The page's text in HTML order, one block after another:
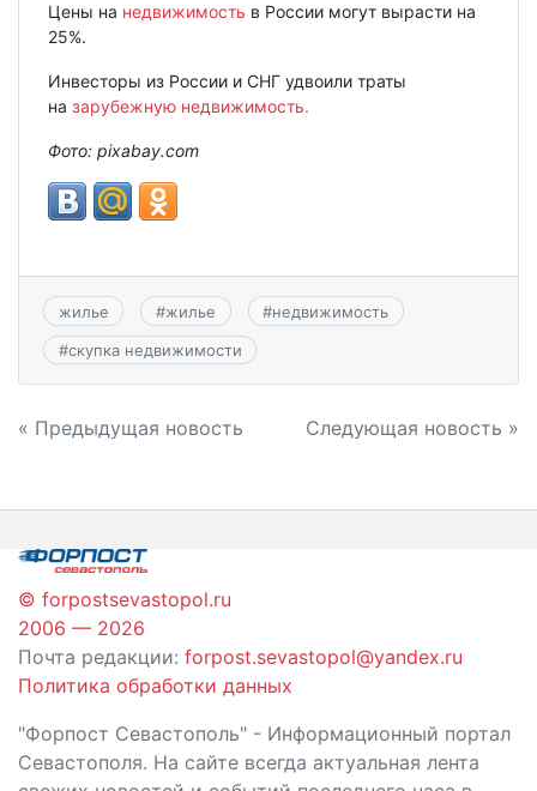
Цены на недвижимость в России могут вырасти на
25%.
Инвесторы из России и СНГ удвоили траты
на зарубежную недвижимость.
Фото: pixabay.com
жилье #жилье #недвижимость
#скупка недвижимости
Навигация
записям
« Предыдущая новость Следующая новость »
© forpostsevastopol.ru
2006 — 2026
Почта редакции: forpost.sevastopol@yandex.ru
Политика обработки данных
"Форпост Севастополь" - Информационный портал
Севастополя. На сайте всегда актуальная лента